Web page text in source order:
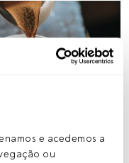
e acedemos a
ou